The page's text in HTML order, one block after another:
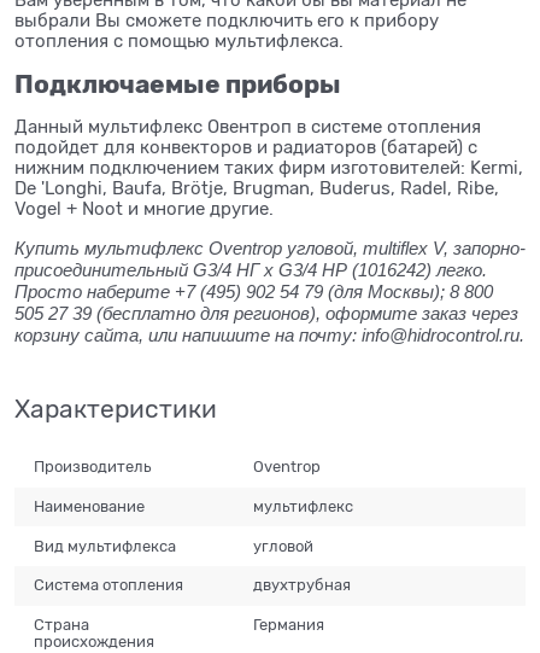
выбрали Вы сможете подключить его к прибору
отопления с помощью мультифлекса.
Подключаемые приборы
Данный мультифлекс Овентроп в системе отопления
подойдет для конвекторов и радиаторов (батарей) с
нижним подключением таких фирм изготовителей: Kermi,
De 'Longhi, Baufa, Brötje, Brugman, Buderus, Radel, Ribe,
Vogel + Noot и многие другие.
Купить мультифлекс Oventrop угловой, multiflex V, запорно-
присоединительный G3/4 НГ x G3/4 НР (1016242) легко.
Просто наберите +7 (495) 902 54 79 (для Москвы); 8 800
505 27 39 (бесплатно для регионов), оформите заказ через
корзину сайта, или напишите на почту: info@hidrocontrol.ru.
Характеристики
Производитель Oventrop
Наименование мультифлекс
Вид мультифлекса угловой
Система отопления двухтрубная
Страна
происхождения
Германия